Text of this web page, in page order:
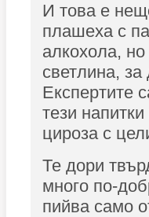
И това е
плашеха с
алкохола,
светлина,
Експертите
тези
цироза с
Те дори
много по-
пийва само